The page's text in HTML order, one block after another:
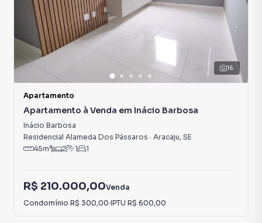
16
Apartamento
Apartamento à Venda em Inácio Barbosa
Inácio Barbosa
Residencial Alameda Dos Pássaros · Aracaju, SE
45m² 2 1 1
R$ 210.000,00Venda
Condomínio R$ 300,00·IPTU R$ 600,00